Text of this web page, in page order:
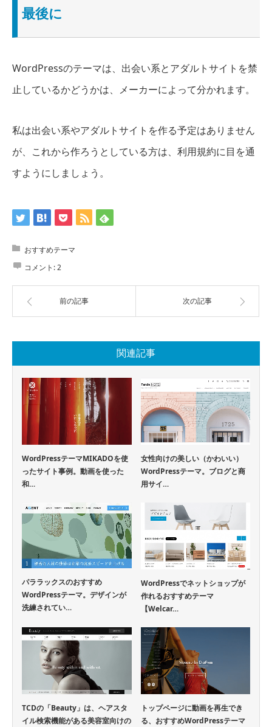
最後に
WordPressのテーマは、出会い系とアダルトサイトを禁
止しているかどうかは、メーカーによって分かれます。
私は出会い系やアダルトサイトを作る予定はありません
が、これから作ろうとしている方は、利用規約に目を通
すようにしましょう。
おすすめテーマ
コメント:2
前の記事 次の記事
関連記事
WordPressテーマMIKADOを使
ったサイト事例。動画を使った
和…
女性向けの美しい（かわいい）
WordPressテーマ。ブログと商
用サイ…
パララックスのおすすめ
WordPressテーマ。デザインが
洗練されてい…
WordPressでネットショップが
作れるおすすめテーマ
【Welcar…
TCDの「Beauty」は、ヘアスタ
イル検索機能がある美容室向けの
トップページに動画を再生でき
る、おすすめWordPressテーマ